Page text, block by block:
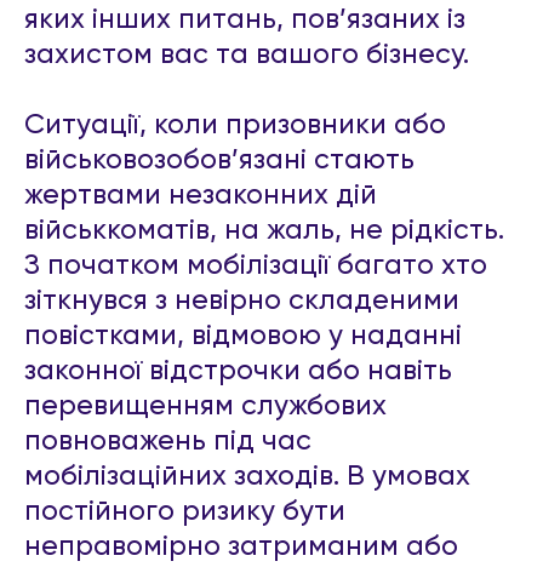
яких інших питань, пов’язаних із
захистом вас та вашого бізнесу.
Ситуації, коли призовники або
військовозобов’язані стають
жертвами незаконних дій
військкоматів, на жаль, не рідкість.
З початком мобілізації багато хто
зіткнувся з невірно складеними
повістками, відмовою у наданні
законної відстрочки або навіть
перевищенням службових
повноважень під час
мобілізаційних заходів. В умовах
постійного ризику бути
неправомірно затриманим або